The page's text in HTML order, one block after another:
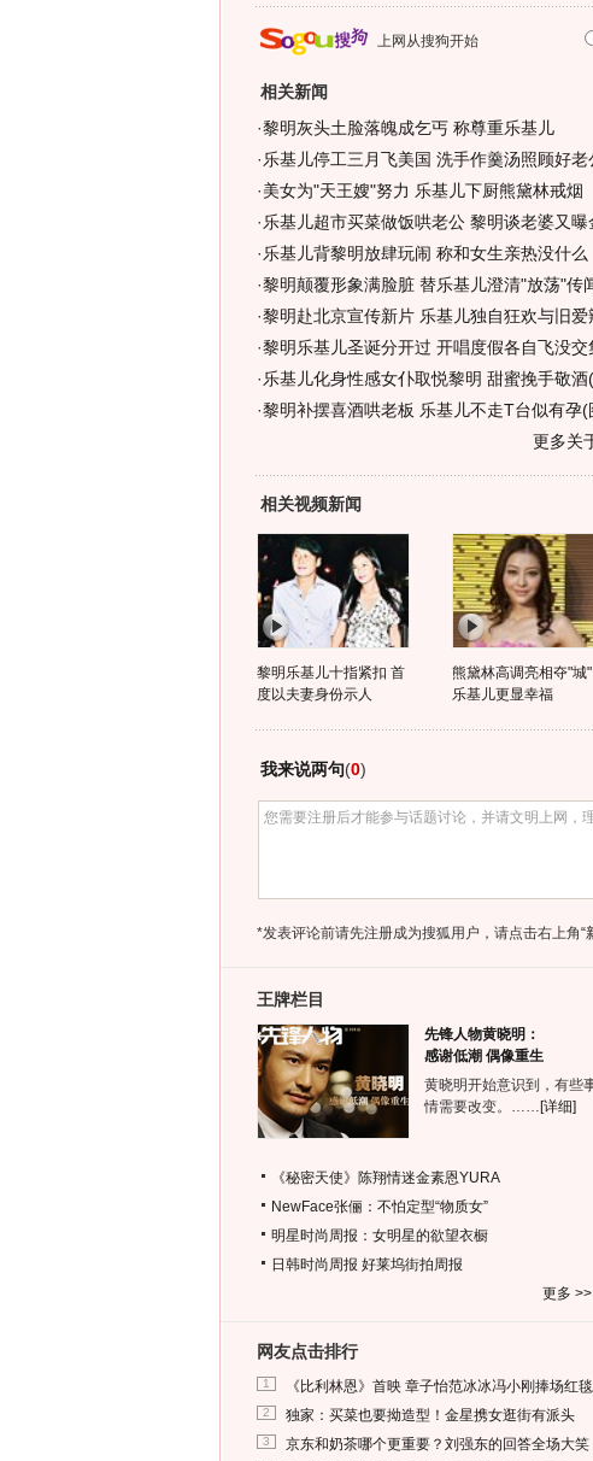
上网从搜狗开始
相关新闻
·黎明灰头土脸落魄成乞丐 称尊重乐基儿
· 乐基儿停工三月飞美国 洗手作羹汤照顾好老
·美女为"天王嫂"努力 乐基儿下厨熊黛林戒烟
· 乐基儿超市买菜做饭哄老公 黎明谈老婆又曝
· 乐基儿背黎明放肆玩闹 称和女生亲热没什么
·黎明颠覆形象满脸脏 替乐基儿澄清"放荡"传
·黎明赴北京宣传新片 乐基儿独自狂欢与旧爱
·黎明乐基儿圣诞分开过 开唱度假各自飞没交
· 乐基儿化身性感女仆取悦黎明 甜蜜挽手敬酒
·黎明补摆喜酒哄老板 乐基儿不走T台似有孕(
更多关
相关视频新闻
黎明乐基儿十指紧扣 首
度以夫妻身份示人
熊黛林高调亮相夺"城"
乐基儿更显幸福
我来说两句(0)
*发表评论前请先注册成为搜狐用户，请点击右上角“
王牌栏目
先锋人物黄晓明：
感谢低潮 偶像重生
黄晓明开始意识到，有些
情需要改变。…… [详细]
《秘密天使》陈翔情迷金素恩YURA
NewFace张俪：不怕定型“物质女”
明星时尚周报：女明星的欲望衣橱
日韩时尚周报 好莱坞街拍周报
更多 >>
网友点击排行
1 《比利林恩》首映 章子怡范冰冰冯小刚捧场红毯
2 独家：买菜也要拗造型！金星携女逛街有派头
3 京东和奶茶哪个更重要？刘强东的回答全场大笑